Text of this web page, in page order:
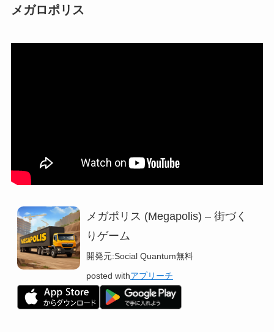
メガロポリス
メガポリス (Megapolis) – 街づく
りゲーム
開発元:Social Quantum無料
posted withアプリーチ